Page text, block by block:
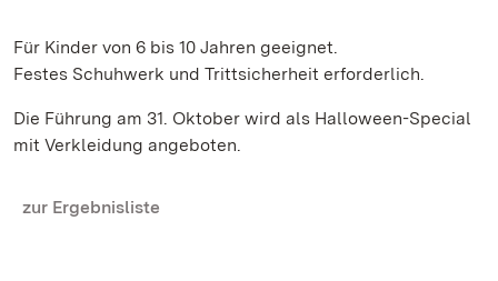
Für Kinder von 6 bis 10 Jahren geeignet.
Festes Schuhwerk und Trittsicherheit erforderlich.
Die Führung am 31. Oktober wird als Halloween-Special
mit Verkleidung angeboten.
zur Ergebnisliste